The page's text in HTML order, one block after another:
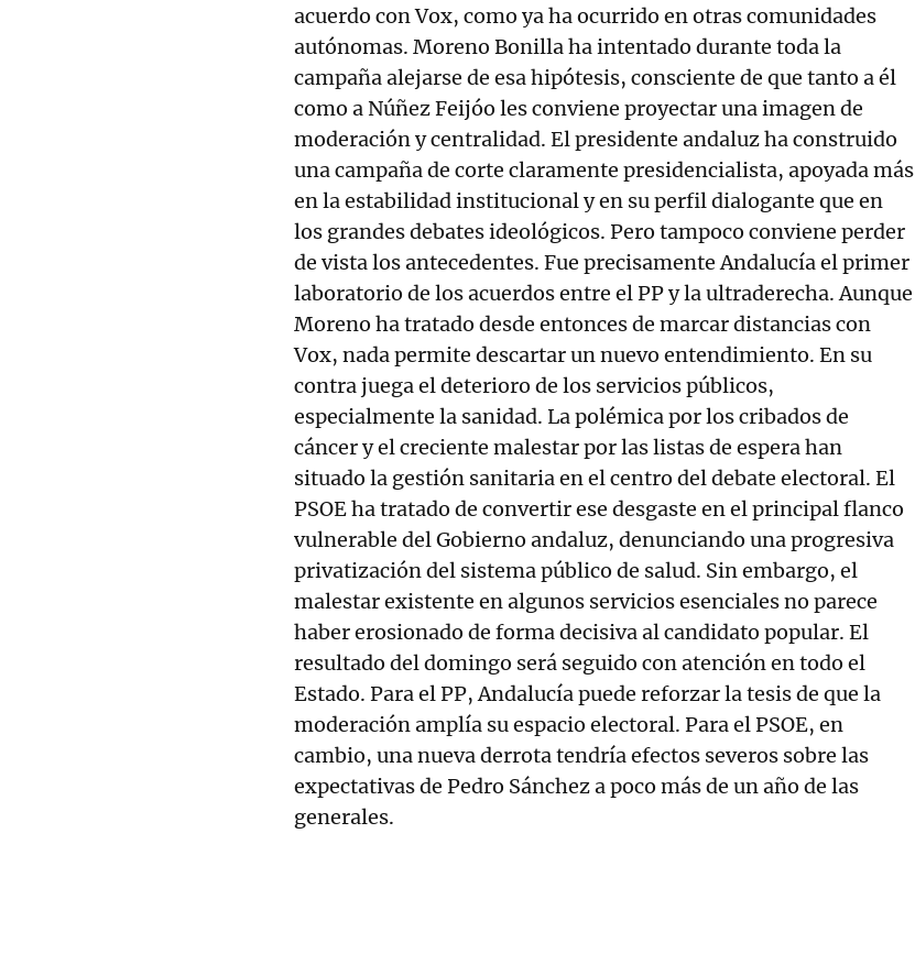
acuerdo con Vox, como ya ha ocurrido en otras comunidades
autónomas. Moreno Bonilla ha intentado durante toda la
campaña alejarse de esa hipótesis, consciente de que tanto a él
como a Núñez Feijóo les conviene proyectar una imagen de
moderación y centralidad. El presidente andaluz ha construido
una campaña de corte claramente presidencialista, apoyada más
en la estabilidad institucional y en su perfil dialogante que en
los grandes debates ideológicos. Pero tampoco conviene perder
de vista los antecedentes. Fue precisamente Andalucía el primer
laboratorio de los acuerdos entre el PP y la ultraderecha. Aunque
Moreno ha tratado desde entonces de marcar distancias con
Vox, nada permite descartar un nuevo entendimiento. En su
contra juega el deterioro de los servicios públicos,
especialmente la sanidad. La polémica por los cribados de
cáncer y el creciente malestar por las listas de espera han
situado la gestión sanitaria en el centro del debate electoral. El
PSOE ha tratado de convertir ese desgaste en el principal flanco
vulnerable del Gobierno andaluz, denunciando una progresiva
privatización del sistema público de salud. Sin embargo, el
malestar existente en algunos servicios esenciales no parece
haber erosionado de forma decisiva al candidato popular. El
resultado del domingo será seguido con atención en todo el
Estado. Para el PP, Andalucía puede reforzar la tesis de que la
moderación amplía su espacio electoral. Para el PSOE, en
cambio, una nueva derrota tendría efectos severos sobre las
expectativas de Pedro Sánchez a poco más de un año de las
generales.